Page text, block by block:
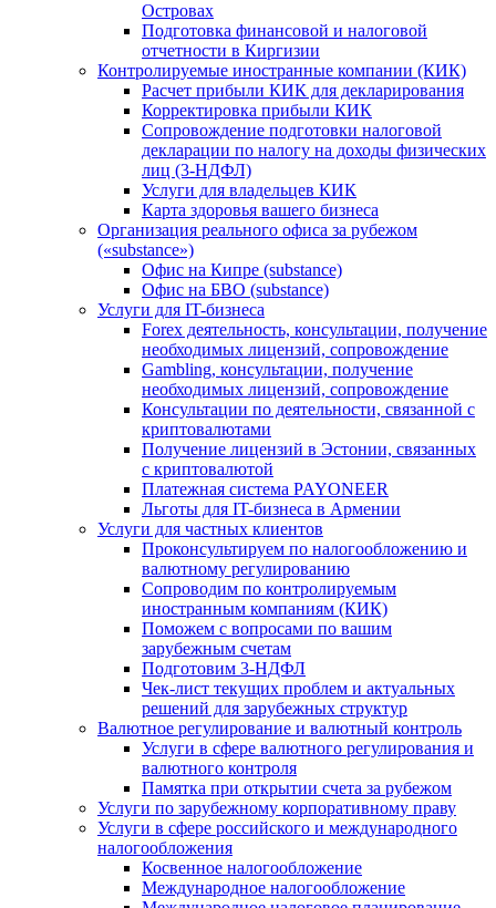
Островах
Подготовка финансовой и налоговой
отчетности в Киргизии
Контролируемые иностранные компании (КИК)
Расчет прибыли КИК для декларирования
Корректировка прибыли КИК
Сопровождение подготовки налоговой
декларации по налогу на доходы физических
лиц (3-НДФЛ)
Услуги для владельцев КИК
Карта здоровья вашего бизнеса
Организация реального офиса за рубежом
(«substance»)
Офис на Кипре (substance)
Офис на БВО (substance)
Услуги для IT-бизнеса
Forex деятельность, консультации, получение
необходимых лицензий, сопровождение
Gambling, консультации, получение
необходимых лицензий, сопровождение
Консультации по деятельности, связанной с
криптовалютами
Получение лицензий в Эстонии, связанных
с криптовалютой
Платежная система PAYONEER
Льготы для IT-бизнеса в Армении
Услуги для частных клиентов
Проконсультируем по налогообложению и
валютному регулированию
Сопроводим по контролируемым
иностранным компаниям (КИК)
Поможем с вопросами по вашим
зарубежным счетам
Подготовим 3-НДФЛ
Чек-лист текущих проблем и актуальных
решений для зарубежных структур
Валютное регулирование и валютный контроль
Услуги в сфере валютного регулирования и
валютного контроля
Памятка при открытии счета за рубежом
Услуги по зарубежному корпоративному праву
Услуги в сфере российского и международного
налогообложения
Косвенное налогообложение
Международное налогообложение